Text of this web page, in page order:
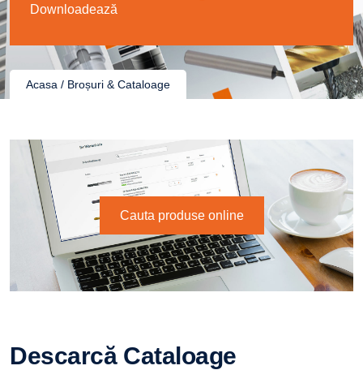
Downloadează
Acasa / Broșuri & Cataloage
Cauta produse online
Descarcă Cataloage